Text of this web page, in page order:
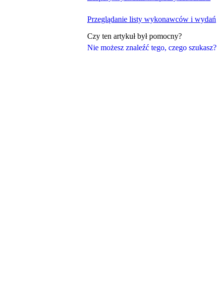
Nie możesz znaleźć tego, czego szukasz?
Przeglądanie listy wykonawców i wydań
Czy ten artykuł był pomocny?